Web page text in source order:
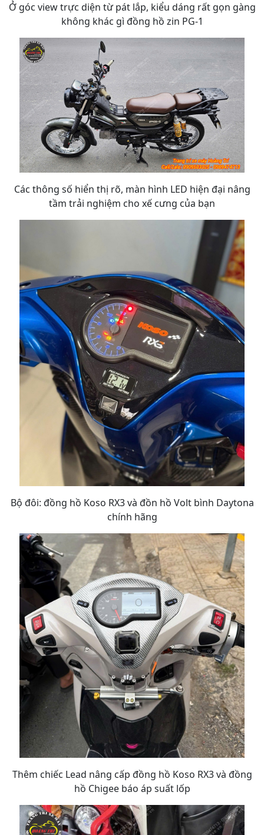
Ở góc view trực diện từ pát lắp, kiểu dáng rất gọn gàng
không khác gì đồng hồ zin PG-1
Các thông số hiển thị rõ, màn hình LED hiện đại nâng
tầm trải nghiệm cho xế cưng của bạn
Bộ đôi: đồng hồ Koso RX3 và đồn hồ Volt bình Daytona
chính hãng
Thêm chiếc Lead nâng cấp đồng hồ Koso RX3 và đồng
hồ Chigee báo áp suất lốp